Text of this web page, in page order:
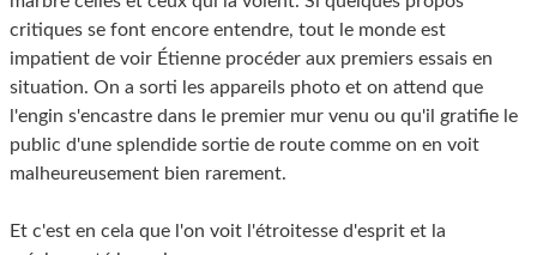
critiques se font encore entendre, tout le monde est
impatient de voir Étienne procéder aux premiers essais en
situation. On a sorti les appareils photo et on attend que
l'engin s'encastre dans le premier mur venu ou qu'il gratifie le
public d'une splendide sortie de route comme on en voit
malheureusement bien rarement.
Et c'est en cela que l'on voit l'étroitesse d'esprit et la